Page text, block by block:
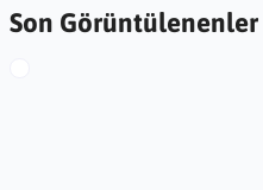
Son Görüntülenenler